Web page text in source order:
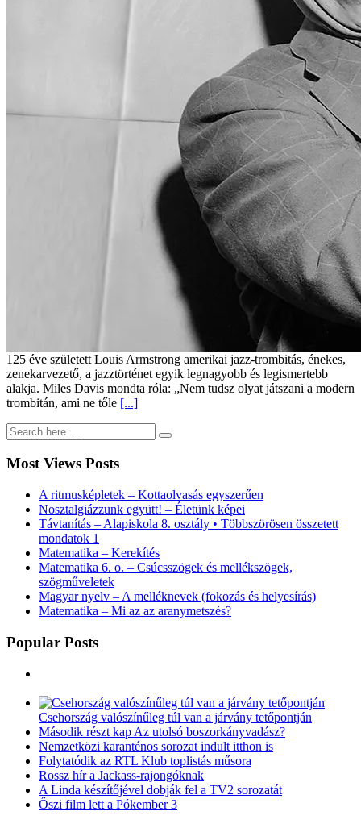
125 éve született Louis Armstrong amerikai jazz-trombitás, énekes,
zenekarvezető, a jazztörténet egyik legnagyobb és legismertebb
alakja. Miles Davis mondta róla: „Nem tudsz olyat játszani a modern
trombitán, ami ne tőle [...]
Most Views Posts
A ritmusképletek – Kottaolvasás egyszerűen
Nosztalgiázzunk együtt! – Életünk képei
Távtanítás – Alapiskola 8. osztály • Többszörösen összetett
mondatok 1
Matematika – Kerekítés
Matematika 6. o. – Csúcsszögek és mellékszögek,
szögműveletek
Magyar nyelv – A melléknevek (fokozás és helyesírás)
Matematika – Mi az az aranymetszés?
Popular Posts
Csehország valószínűleg túl van a járvány tetőpontján
Második részt kap Az utolsó boszorkányvadász?
Nemzetközi karanténos sorozat indult itthon is
Folytatódik az RTL Klub toplistás műsora
Rossz hír a Jackass-rajongóknak
A Linda készítőjével dobják fel a TV2 sorozatát
Őszi film lett a Pókember 3